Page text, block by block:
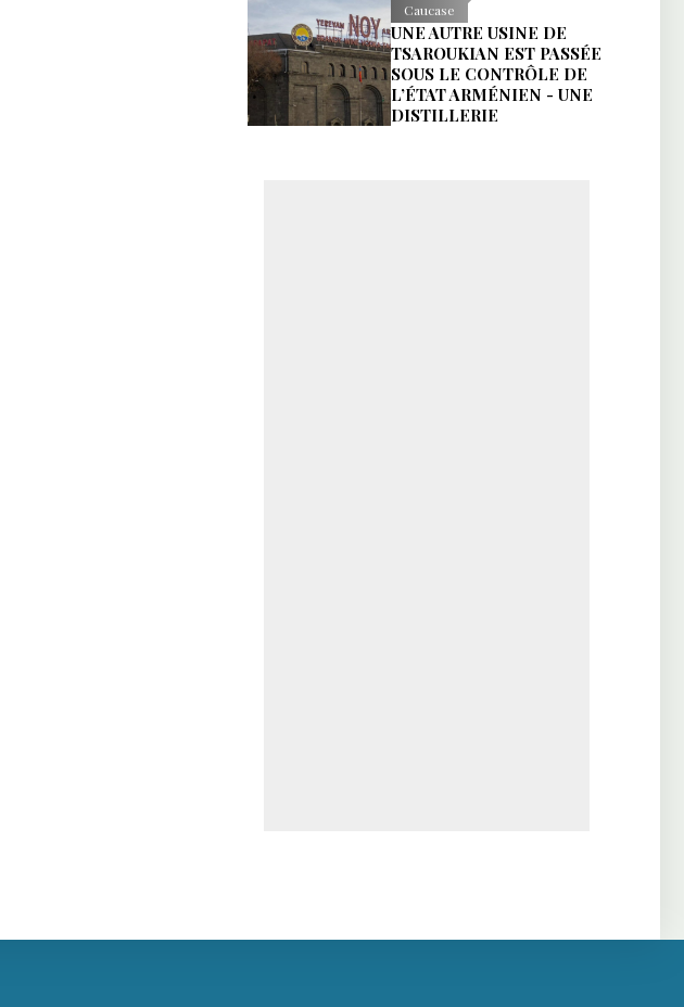
Caucase
UNE AUTRE USINE DE
TSAROUKIAN EST PASSÉE
SOUS LE CONTRÔLE DE
L’ÉTAT ARMÉNIEN - UNE
DISTILLERIE